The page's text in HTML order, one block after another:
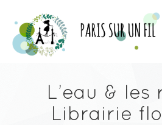
L’eau & les
Librairie